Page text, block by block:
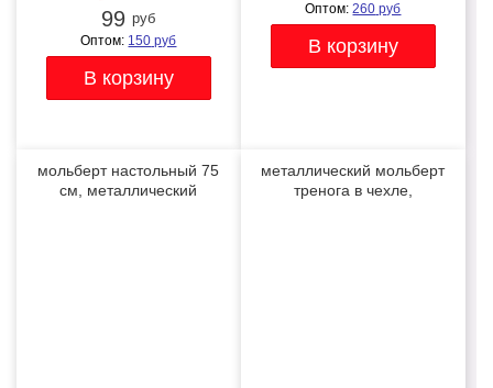
99 руб
Оптом: 150 руб
Оптом:260 руб
мольберт настольный 75
см, металлический
металлический мольберт
тренога в чехле,